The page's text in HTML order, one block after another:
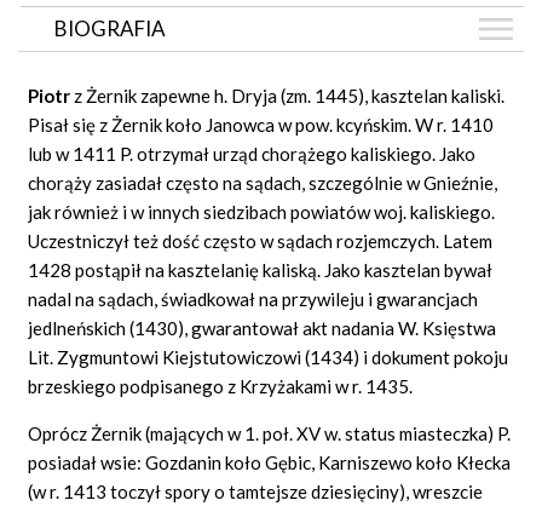
BIOGRAFIA
GRAF POWIĄZAŃ
DYSKUSJA
Piotr z Żernik zapewne h. Dryja (zm. 1445), kasztelan kaliski.
Pisał się z Żernik koło Janowca w pow. kcyńskim. W r. 1410
lub w 1411 P. otrzymał urząd chorążego kaliskiego. Jako
chorąży zasiadał często na sądach, szczególnie w Gnieźnie,
jak również i w innych siedzibach powiatów woj. kaliskiego.
Uczestniczył też dość często w sądach rozjemczych. Latem
1428 postąpił na kasztelanię kaliską. Jako kasztelan bywał
nadal na sądach, świadkował na przywileju i gwarancjach
jedlneńskich (1430), gwarantował akt nadania W. Księstwa
Lit. Zygmuntowi Kiejstutowiczowi (1434) i dokument pokoju
brzeskiego podpisanego z Krzyżakami w r. 1435.
Oprócz Żernik (mających w 1. poł. XV w. status miasteczka) P.
posiadał wsie: Gozdanin koło Gębic, Karniszewo koło Kłecka
(w r. 1413 toczył spory o tamtejsze dziesięciny), wreszcie